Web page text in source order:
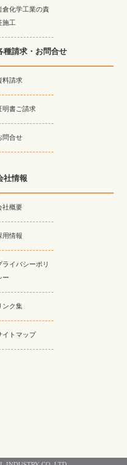
倉化学工業の責
施工
種請求・お問合せ
料請求
明書ご請求
問合せ
社情報
社概要
用情報
ライバシーポリ
ー
ンク集
イトマップ